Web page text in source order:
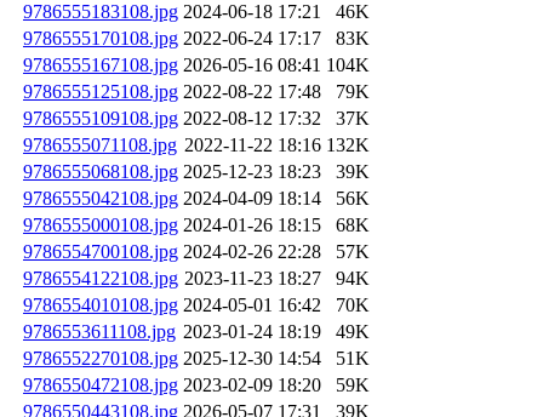
9786555183108.jpg 2024-06-18 17:21
46K
9786555170108.jpg 2022-06-24 17:17
83K
9786555167108.jpg 2026-05-16 08:41 104K
9786555125108.jpg 2022-08-22 17:48
79K
9786555109108.jpg 2022-08-12 17:32
37K
9786555071108.jpg 2022-11-22 18:16 132K
9786555068108.jpg 2025-12-23 18:23
39K
9786555042108.jpg 2024-04-09 18:14
56K
9786555000108.jpg 2024-01-26 18:15
68K
9786554700108.jpg 2024-02-26 22:28
57K
9786554122108.jpg 2023-11-23 18:27
94K
9786554010108.jpg 2024-05-01 16:42
70K
9786553611108.jpg 2023-01-24 18:19
49K
9786552270108.jpg 2025-12-30 14:54
51K
9786550472108.jpg 2023-02-09 18:20
59K
9786550443108.jpg 2026-05-07 17:31 39K